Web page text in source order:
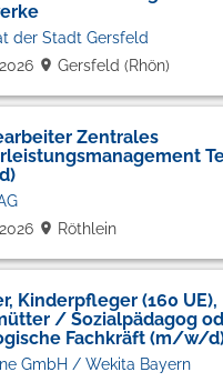
der Stadt Gersfeld
Gersfeld (Rhön)
Zentrales
Röthlein
Kinderpfleger (160 UE),
/ Sozialpädagog
Fachkräft (m/w/
GmbH / Wekita Bayern